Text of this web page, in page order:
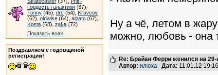
Гордость галактики (37),
Tonny (45), drc (54), Kravcov
(62), oldwise (64), alpato (67),
Kosta (68), zaka (72)
Показать всех
Поздравляем с годовщиной
регистрации!
Ну а чё, летом в
можно, любовь - она
Re: Брайан Ферри женился на
Автор: илюха Дата: 11.01.12